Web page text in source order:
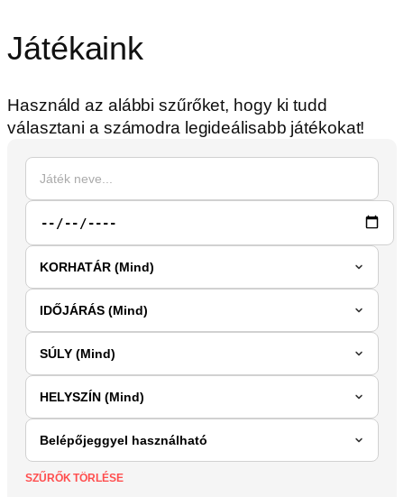
Játékaink
Használd az alábbi szűrőket, hogy ki tudd
választani a számodra legideálisabb játékokat!
SZŰRŐK TÖRLÉSE